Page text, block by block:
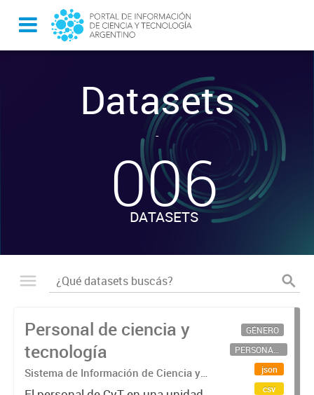
Datasets
-
006
DATASETS
Personal de ciencia y
tecnología
Sistema de Información de Ciencia y
Tecnología Argentino (SICYTAR)
GÉNERO
PERSONAL CIENTÍFICO-TECNOLÓGICO
json
csv